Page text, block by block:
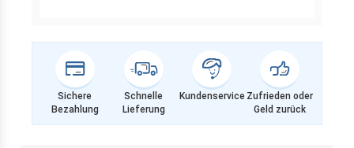
Sichere
Bezahlung
Schnelle
Lieferung
Kundenservice Zufrieden oder
Geld zurück